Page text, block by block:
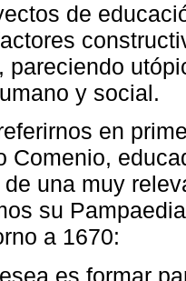
de
pareciendo
y social.
en
Comenio,
una muy
su
a 1670:
es formar